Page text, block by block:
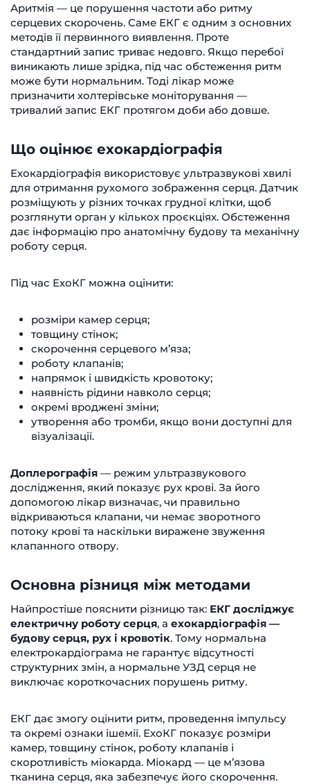
Аритмія — це порушення частоти або ритму
серцевих скорочень. Саме ЕКГ є одним з основних
методів її первинного виявлення. Проте
стандартний запис триває недовго. Якщо перебої
виникають лише зрідка, під час обстеження ритм
може бути нормальним. Тоді лікар може
призначити холтерівське моніторування —
тривалий запис ЕКГ протягом доби або довше.
Що оцінює ехокардіографія
Ехокардіографія використовує ультразвукові хвилі
для отримання рухомого зображення серця. Датчик
розміщують у різних точках грудної клітки, щоб
розглянути орган у кількох проєкціях. Обстеження
дає інформацію про анатомічну будову та механічну
роботу серця.
Під час ЕхоКГ можна оцінити:
розміри камер серця;
товщину стінок;
скорочення серцевого м’яза;
роботу клапанів;
напрямок і швидкість кровотоку;
наявність рідини навколо серця;
окремі вроджені зміни;
утворення або тромби, якщо вони доступні для
візуалізації.
Доплерографія — режим ультразвукового
дослідження, який показує рух крові. За його
допомогою лікар визначає, чи правильно
відкриваються клапани, чи немає зворотного
потоку крові та наскільки виражене звуження
клапанного отвору.
Основна різниця між методами
Найпростіше пояснити різницю так: ЕКГ досліджує
електричну роботу серця, а ехокардіографія —
будову серця, рух і кровотік. Тому нормальна
електрокардіограма не гарантує відсутності
структурних змін, а нормальне УЗД серця не
виключає короткочасних порушень ритму.
ЕКГ дає змогу оцінити ритм, проведення імпульсу
та окремі ознаки ішемії. ЕхоКГ показує розміри
камер, товщину стінок, роботу клапанів і
скоротливість міокарда. Міокард — це м’язова
тканина серця, яка забезпечує його скорочення.